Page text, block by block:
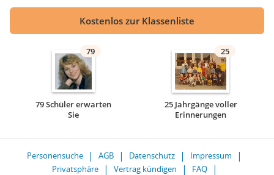
Kostenlos zur Klassenliste
79
79 Schüler erwarten
Sie
25
25 Jahrgänge voller
Erinnerungen
Personensuche AGB Datenschutz
Impressum
Privatsphäre
Vertrag kündigen FAQ